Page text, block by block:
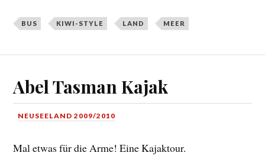
BUS KIWI-STYLE LAND MEER
Abel Tasman Kajak
NEUSEELAND 2009/2010
Mal etwas für die Arme! Eine Kajaktour.